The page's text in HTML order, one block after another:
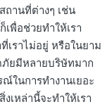
านที่ต่างๆ เช่น
พื่อช่วยทำให้เรา
เราไม่อยู่ หรือในยาม
ยมีหลายบริษัทมาก
ในการทำงานเยอะ
เหล่านี้จะทำให้เรา